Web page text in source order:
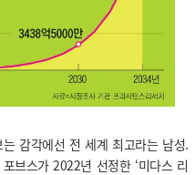
감각에선 전 세계 최고라는 남성.
브스가 2022년 선정한 ‘미다스 리